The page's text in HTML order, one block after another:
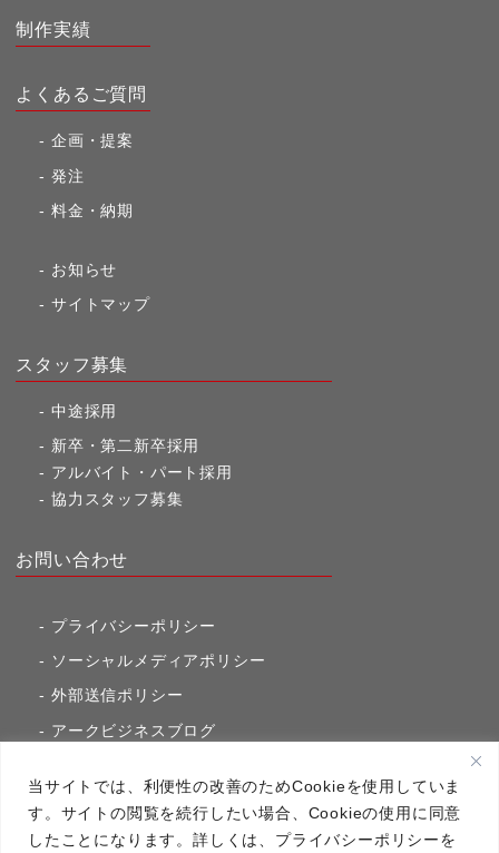
当サイトでは、利便性の改善のためCookieを使用していま
す。サイトの閲覧を続行したい場合、Cookieの使用に同意
したことになります。詳しくは、プライバシーポリシーを
制作実績
よくあるご質問
企画・提案
発注
料金・納期
お知らせ
サイトマップ
スタッフ募集
中途採用
新卒・第二新卒採用
アルバイト・パート採用
協力スタッフ募集
お問い合わせ
プライバシーポリシー
ソーシャルメディアポリシー
外部送信ポリシー
アークビジネスブログ
アーク・コミュニケーションズ